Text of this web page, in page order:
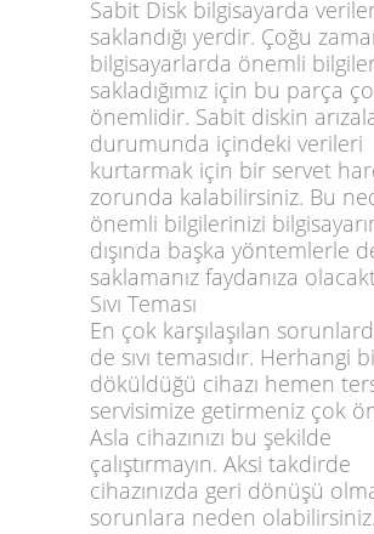
Sabit Disk bilgisayarda
saklandığı yerdir. Çoğu
bilgisayarlarda önemli
sakladığımız için bu parça
önemlidir. Sabit diskin
durumunda içindeki verileri
kurtarmak için bir servet
zorunda kalabilirsiniz. Bu
önemli bilgilerinizi
dışında başka yöntemlerle
saklamanız faydanıza
Sıvı Teması
En çok karşılaşılan
de sıvı temasıdır. Herhangi
döküldüğü cihazı hemen
servisimize getirmeniz çok
Asla cihazınızı bu şekilde
çalıştırmayın. Aksi takdirde
cihazınızda geri dönüşü
sorunlara neden olabilirsiniz.